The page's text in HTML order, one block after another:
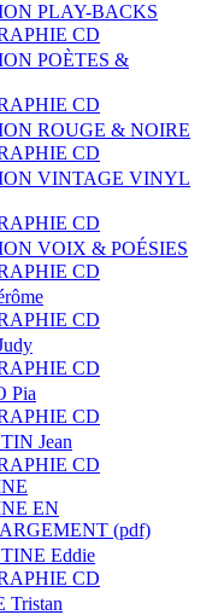
PLAY-BACKS
CD
POÈTES &
CD
ROUGE & NOIRE
CD
VINTAGE VINYL
CD
VOIX & POÉSIES
CD
CD
CD
Pia
CD
Jean
CD
EN
(pdf)
Eddie
CD
Tristan